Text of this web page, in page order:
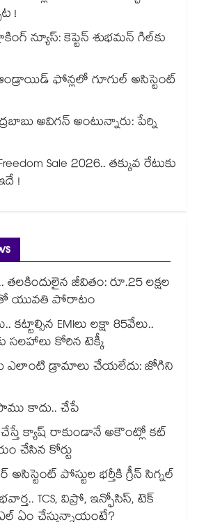
!
న్యూస్: కెప్టెన్ శుభమన్ గిల్‎కు
ఫోన్లలో గూగుల్ అసిస్టెంట్
అవిగన్ అంటున్నారు: పేర్ని
Sale 2026.. తక్కువ రేటుకు
!
జీవితం: రూ.25 లక్షల
యువతి పోరాటం
కట్టాల్సిన EMIలు లక్షా 85వేలు..
సలహాలు కోరిన టెక్కీ
ఎలాంటి డ్రామాలు చేయలేదు: జోగిని
కాదు.. చేపే
చేస్తే క్యాష్ రాకుండానే అకౌంట్లో కట్
చేసిన కోర్టు
పోస్టుల భర్తీకి గ్రీన్‌‌ సిగ్నల్
TCS, విప్రో, ఇన్ఫోసిస్, టెక్